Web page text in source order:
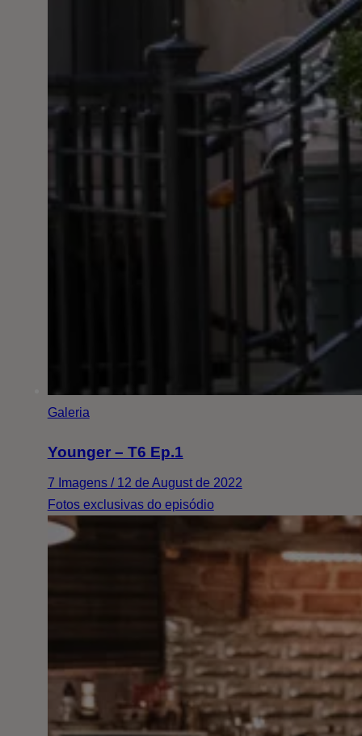
Galeria
Younger – T6 Ep.1
7 Imagens / 12 de August de 2022
Fotos exclusivas do episódio